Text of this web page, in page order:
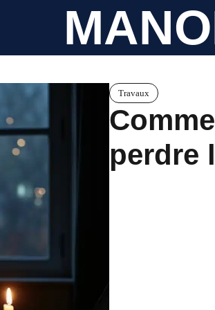
Travaux
perdre